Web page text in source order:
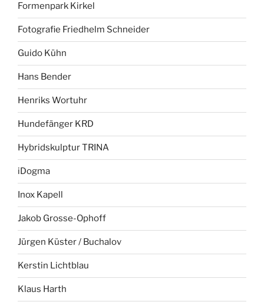
Formenpark Kirkel
Fotografie Friedhelm Schneider
Guido Kühn
Hans Bender
Henriks Wortuhr
Hundefänger KRD
Hybridskulptur TRINA
iDogma
Inox Kapell
Jakob Grosse-Ophoff
Jürgen Küster / Buchalov
Kerstin Lichtblau
Klaus Harth